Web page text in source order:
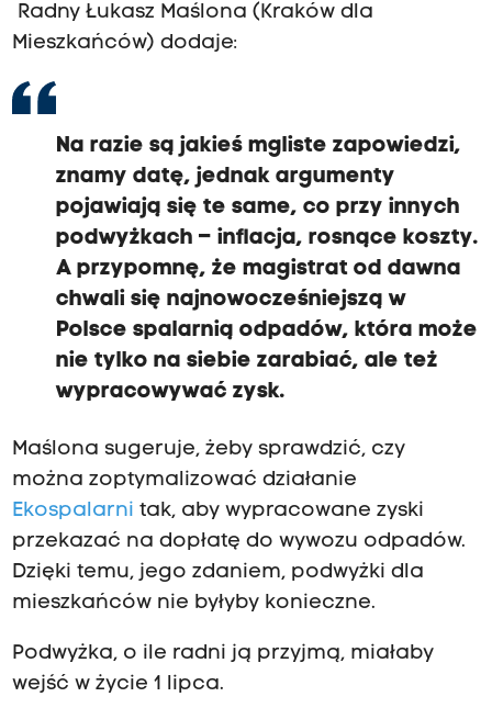
Radny Łukasz Maślona (Kraków dla
Mieszkańców) dodaje:
Na razie są jakieś mgliste zapowiedzi,
znamy datę, jednak argumenty
pojawiają się te same, co przy innych
podwyżkach – inflacja, rosnące koszty.
A przypomnę, że magistrat od dawna
chwali się najnowocześniejszą w
Polsce spalarnią odpadów, która może
nie tylko na siebie zarabiać, ale też
wypracowywać zysk.
Maślona sugeruje, żeby sprawdzić, czy
można zoptymalizować działanie
Ekospalarni tak, aby wypracowane zyski
przekazać na dopłatę do wywozu odpadów.
Dzięki temu, jego zdaniem, podwyżki dla
mieszkańców nie byłyby konieczne.
Podwyżka, o ile radni ją przyjmą, miałaby
wejść w życie 1 lipca.